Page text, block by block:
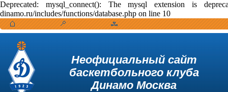
Deprecated: mysql_connect(): The mysql extension is
dinamo.ru/includes/functions/database.php on line 10
Неофициальный сайт
баскетбольного клуба
Динамо Москва